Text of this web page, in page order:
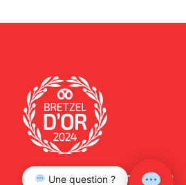
Une question ?